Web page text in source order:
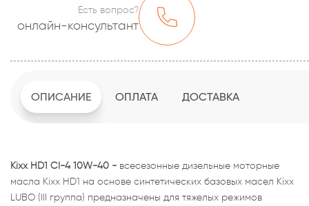
Есть вопрос?
онлайн-консультант
ОПИСАНИЕ ОПЛАТА ДОСТАВКА
Kixx HD1 CI-4 10W-40 - всесезонные дизельные моторные
масла Kixx HD1 на основе синтетических базовых масел Kixx
LUBO (III группа) предназначены для тяжелых режимов